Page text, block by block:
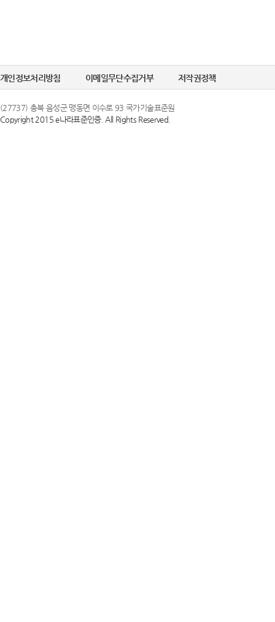
개인정보처리방침 이메일무단수집거부 저작권정책
(27737) 충북 음성군 맹동면 이수로 93 국가기술표준원
Copyright 2015 e나라표준인증. All Rights Reserved.